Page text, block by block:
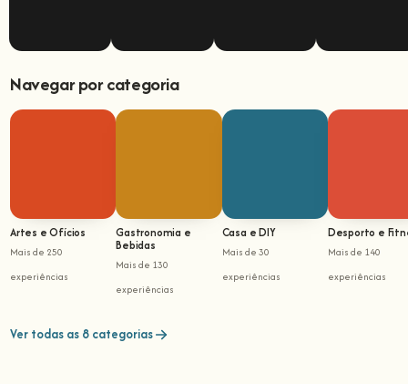
Navegar por categoria
Artes e Ofícios
Mais de 250
experiências
Gastronomia e
Bebidas
Mais de 130
experiências
Casa e DIY
Mais de 30
experiências
Desporto e
Mais de 140
experiências
Ver todas as 8 categorias